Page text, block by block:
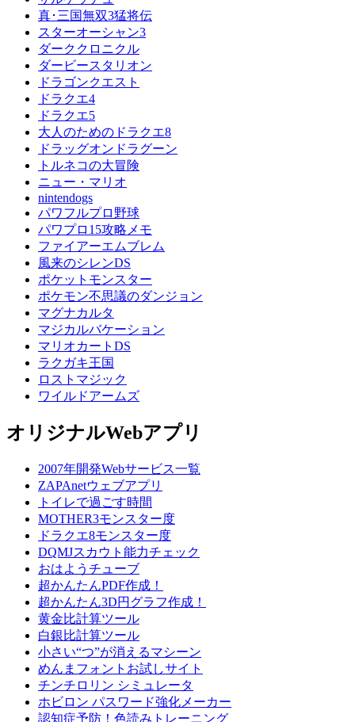
真･三国無双3猛将伝
スターオーシャン3
ダーククロニクル
ダービースタリオン
ドラゴンクエスト
ドラクエ4
ドラクエ5
大人のためのドラクエ8
ドラッグオンドラグーン
トルネコの大冒険
ニュー・マリオ
nintendogs
パワフルプロ野球
パワプロ15攻略メモ
ファイアーエムブレム
風来のシレンDS
ポケットモンスター
ポケモン不思議のダンジョン
マグナカルタ
マジカルバケーション
マリオカートDS
ラクガキ王国
ロストマジック
ワイルドアームズ
オリジナルWebアプリ
2007年開発Webサービス一覧
ZAPAnetウェブアプリ
トイレで過ごす時間
MOTHER3モンスター度
ドラクエ8モンスター度
DQMJスカウト能力チェック
おはようチューブ
超かんたんPDF作成！
超かんたん3D円グラフ作成！
黄金比計算ツール
白銀比計算ツール
小さい“つ”が消えるマシーン
めんまフォントお試しサイト
チンチロリン シミュレータ
ホビロン パスワード強化メーカー
認知症予防！色読みトレーニング